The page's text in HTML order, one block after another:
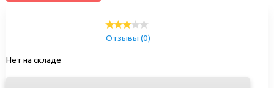
Отзывы (0)
Нет на складе